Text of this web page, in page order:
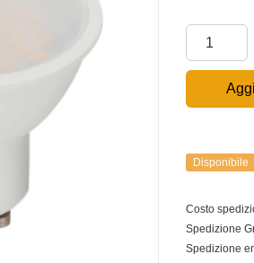
Disponibile
Costo
Spedizione
Spedizione